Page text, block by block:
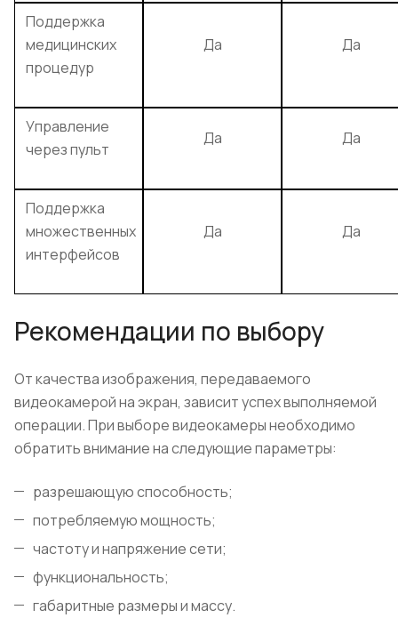
Поддержка
медицинских
процедур
Да Да
Управление
через пульт
Да Да
Поддержка
множественных
интерфейсов
Да Да
Рекомендации по выбору
От качества изображения, передаваемого
видеокамерой на экран, зависит успех выполняемой
операции. При выборе видеокамеры необходимо
обратить внимание на следующие параметры:
разрешающую способность;
потребляемую мощность;
частоту и напряжение сети;
функциональность;
габаритные размеры и массу.